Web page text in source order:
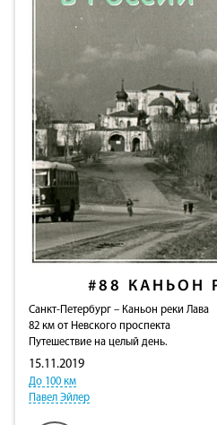
#88 КАНЬОН
Санкт-Петербург – Каньон реки Лава
82 км от Невского проспекта
Путешествие на целый день.
15.11.2019
До 100 км
Павел Эйлер